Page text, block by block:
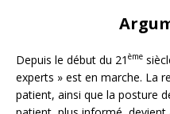
Depuis le début du 21 ème
experts » est en marche. La
patient, ainsi que la posture